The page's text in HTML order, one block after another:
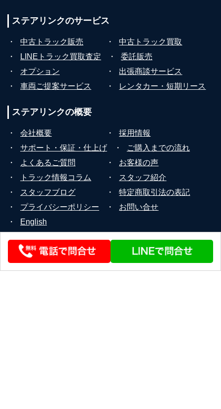
ステアリンクのサービス
・ 中古トラック販売 ・
中古トラック買取
・
LINEトラック買取査定 ・
委託販売
・
オプション ・
出張商談サービス
・
車両ご提案サービス ・ レンタカー・短期リース
ステアリンクの概要
・ 会社概要 ・
採用情報
・
サポート・保証・仕上げ ・
ご購入までの流れ
・
よくあるご質問 ・
お客様の声
・
トラック情報コラム ・
スタッフ紹介
・
スタッフブログ ・
特定商取引法の表記
・
プライバシーポリシー ・
お問い合せ
・
English
© 2026 STEERLINK Co.,Ltd